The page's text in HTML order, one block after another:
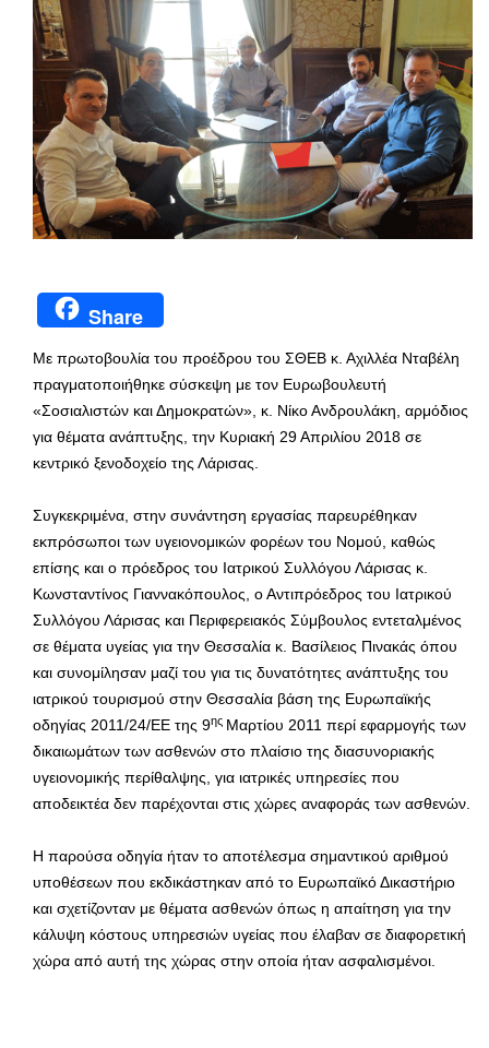
Share
Με πρωτοβουλία του προέδρου του ΣΘΕΒ κ. Αχιλλέα Νταβέλη
πραγματοποιήθηκε σύσκεψη με τον Ευρωβουλευτή
«Σοσιαλιστών και Δημοκρατών», κ. Νίκο Ανδρουλάκη, αρμόδιος
για θέματα ανάπτυξης, την Κυριακή 29 Απριλίου 2018 σε
κεντρικό ξενοδοχείο της Λάρισας.
Συγκεκριμένα, στην συνάντηση εργασίας παρευρέθηκαν
εκπρόσωποι των υγειονομικών φορέων του Νομού, καθώς
επίσης και ο πρόεδρος του Ιατρικού Συλλόγου Λάρισας κ.
Κωνσταντίνος Γιαννακόπουλος, ο Αντιπρόεδρος του Ιατρικού
Συλλόγου Λάρισας και Περιφερειακός Σύμβουλος εντεταλμένος
σε θέματα υγείας για την Θεσσαλία κ. Βασίλειος Πινακάς όπου
και συνομίλησαν μαζί του για τις δυνατότητες ανάπτυξης του
ιατρικού τουρισμού στην Θεσσαλία βάση της Ευρωπαϊκής
οδηγίας 2011/24/EΕ της 9ης Μαρτίου 2011 περί εφαρμογής των
δικαιωμάτων των ασθενών στο πλαίσιο της διασυνοριακής
υγειονομικής περίθαλψης, για ιατρικές υπηρεσίες που
αποδεικτέα δεν παρέχονται στις χώρες αναφοράς των ασθενών.
Η παρούσα οδηγία ήταν το αποτέλεσμα σημαντικού αριθμού
υποθέσεων που εκδικάστηκαν από το Ευρωπαϊκό Δικαστήριο
και σχετίζονταν με θέματα ασθενών όπως η απαίτηση για την
κάλυψη κόστους υπηρεσιών υγείας που έλαβαν σε διαφορετική
χώρα από αυτή της χώρας στην οποία ήταν ασφαλισμένοι.